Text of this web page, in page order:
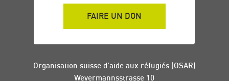
FAIRE UN DON
Organisation suisse d’aide aux réfugiés (OSAR)
Weyermannsstrasse 10